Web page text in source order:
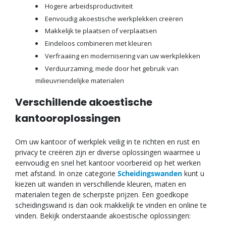
Hogere arbeidsproductiviteit
Eenvoudig akoestische werkplekken creëren
Makkelijk te plaatsen of verplaatsen
Eindeloos combineren met kleuren
Verfraaiing en modernisering van uw werkplekken
Verduurzaming, mede door het gebruik van
milieuvriendelijke materialen
Verschillende akoestische
kantooroplossingen
Om uw kantoor of werkplek veilig in te richten en rust en
privacy te creëren zijn er diverse oplossingen waarmee u
eenvoudig en snel het kantoor voorbereid op het werken
met afstand. In onze categorie Scheidingswanden kunt u
kiezen uit wanden in verschillende kleuren, maten en
materialen tegen de scherpste prijzen. Een goedkope
scheidingswand is dan ook makkelijk te vinden en online te
vinden. Bekijk onderstaande akoestische oplossingen: